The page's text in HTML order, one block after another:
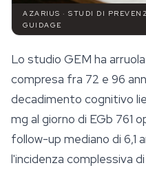
AZARIUS · STUDI DI
GUIDAGE
Lo studio GEM ha
compresa fra 72 e 96
decadimento cognitivo
mg al giorno di EGb 761
follow-up mediano di 6,1
l'incidenza complessiva